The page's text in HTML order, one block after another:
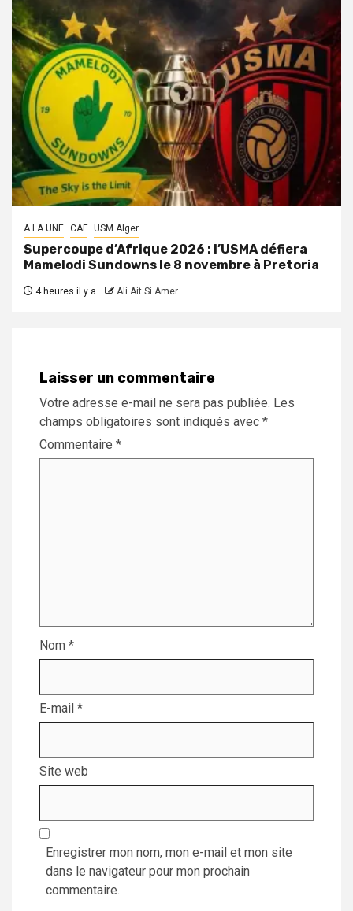
A LA UNE CAF USM Alger
Supercoupe d’Afrique 2026 : l’USMA défiera
Mamelodi Sundowns le 8 novembre à Pretoria
4 heures il y a Ali Ait Si Amer
Laisser un commentaire
Votre adresse e-mail ne sera pas publiée. Les
champs obligatoires sont indiqués avec *
Commentaire *
Nom *
E-mail *
Site web
Enregistrer mon nom, mon e-mail et mon site
dans le navigateur pour mon prochain
commentaire.